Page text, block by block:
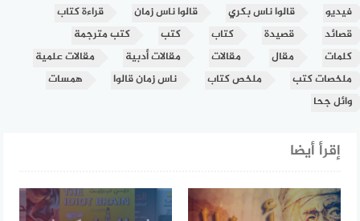
فيديو
قالوا ناس بكري قالوا ناس زمان
قراءة كتاب
قصائد
قصيدة كتاب كتب
كتب مترجمة
كلمات
مقال مقالات مقالات أدبية
مقالات علمية
ملخصات كتب
ملخص كتاب ناس زمان قالوا
همسات
وائل جحا
إقرأ أيضا